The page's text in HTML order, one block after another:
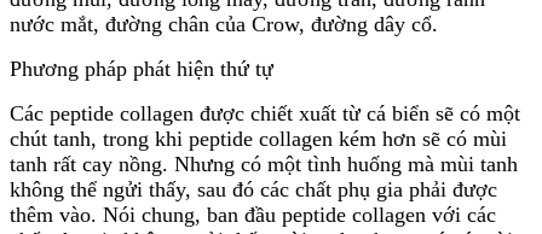
nước mắt, đường chân của Crow, đường dây cổ.
Phương pháp phát hiện thứ tự
Các peptide collagen được chiết xuất từ ​​cá biển sẽ có một
chút tanh, trong khi peptide collagen kém hơn sẽ có mùi
tanh rất cay nồng. Nhưng có một tình huống mà mùi tanh
không thể ngửi thấy, sau đó các chất phụ gia phải được
thêm vào. Nói chung, ban đầu peptide collagen với các